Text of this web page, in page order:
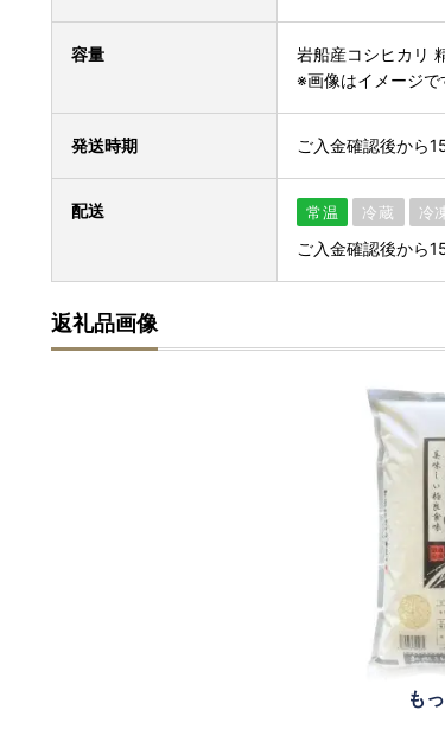
容量
岩船産コシヒカリ
※画像はイメージで
発送時期 ご入金確認後から
配送 常温 冷蔵 冷
ご入金確認後から
返礼品画像
も